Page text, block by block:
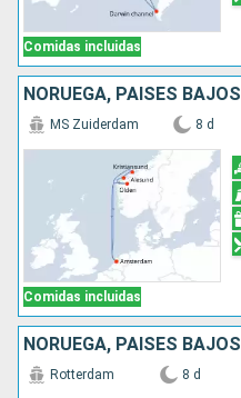
Comidas incluidas
NORUEGA, PAISES BAJOS
Comidas incluidas
MS Zuiderdam 8 d
NORUEGA, PAISES BAJOS
Rotterdam 8 d